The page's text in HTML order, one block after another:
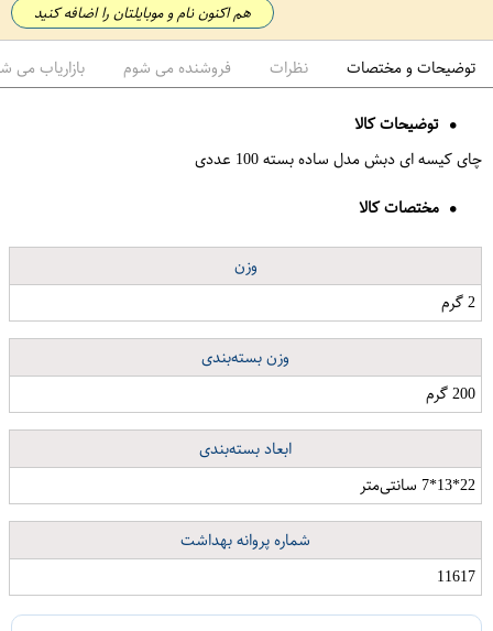
هم اکنون نام و موبایلتان را اضافه کنید
توضیحات و مختصات نظرات فروشنده می شوم بازاریاب می
توضیحات کالا
چای کیسه ای دبش مدل ساده بسته 100 عددی
مختصات کالا
وزن
2 گرم
وزن بسته‌بندی
200 گرم
ابعاد بسته‌بندی
22*13*7 سانتی‌متر
شماره پروانه بهداشت
11617